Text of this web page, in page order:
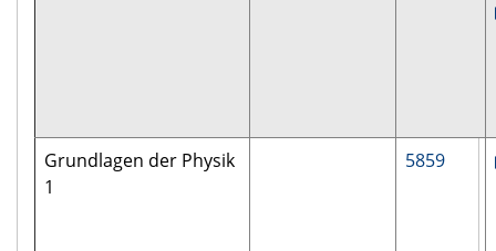
Grundlagen der Physik
1
5859